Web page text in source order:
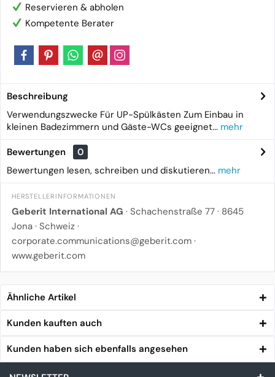
Reservieren & abholen
Kompetente Berater
Beschreibung
Verwendungszwecke Für UP-Spülkästen Zum Einbau in
kleinen Badezimmern und Gäste-WCs geeignet... mehr
Bewertungen
0
Bewertungen lesen, schreiben und diskutieren... mehr
HERSTELLERINFORMATIONEN
Geberit International AG · Schachenstraße 77 · 8645
Jona · Schweiz ·
corporate.communications@geberit.com ·
www.geberit.com
Ähnliche Artikel
Kunden kauften auch
Kunden haben sich ebenfalls angesehen